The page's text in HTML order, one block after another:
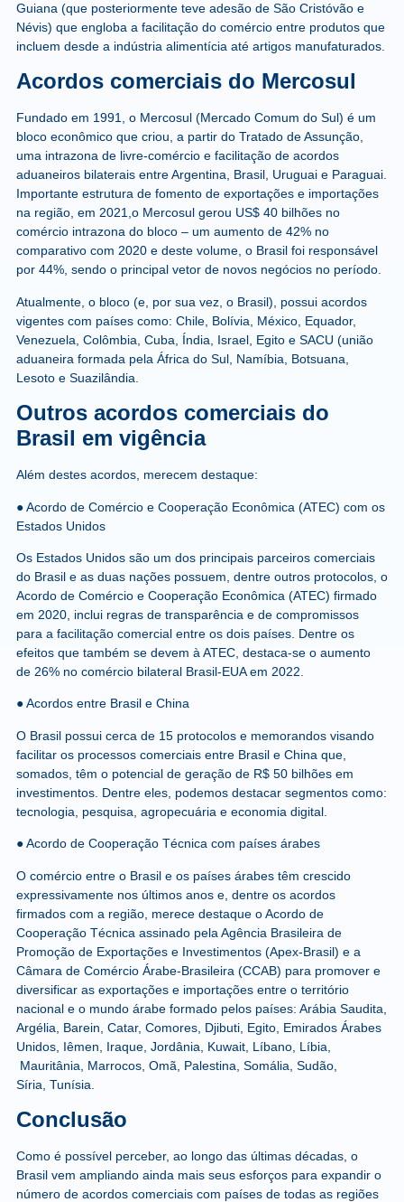
Guiana (que posteriormente teve adesão de São Cristóvão e
Névis) que engloba a facilitação do comércio entre produtos que
incluem desde a indústria alimentícia até artigos manufaturados.
Acordos comerciais do Mercosul
Fundado em 1991, o Mercosul (Mercado Comum do Sul) é um
bloco econômico que criou, a partir do Tratado de Assunção,
uma intrazona de livre-comércio e facilitação de acordos
aduaneiros bilaterais entre Argentina, Brasil, Uruguai e Paraguai.
Importante estrutura de fomento de exportações e importações
na região, em 2021,o Mercosul gerou US$ 40 bilhões no
comércio intrazona do bloco – um aumento de 42% no
comparativo com 2020 e deste volume, o Brasil foi responsável
por 44%, sendo o principal vetor de novos negócios no período.
Atualmente, o bloco (e, por sua vez, o Brasil), possui acordos
vigentes com países como: Chile, Bolívia, México, Equador,
Venezuela, Colômbia, Cuba, Índia, Israel, Egito e SACU (união
aduaneira formada pela África do Sul, Namíbia, Botsuana,
Lesoto e Suazilândia.
Outros acordos comerciais do
Brasil em vigência
Além destes acordos, merecem destaque:
● Acordo de Comércio e Cooperação Econômica (ATEC) com os
Estados Unidos
Os Estados Unidos são um dos principais parceiros comerciais
do Brasil e as duas nações possuem, dentre outros protocolos, o
Acordo de Comércio e Cooperação Econômica (ATEC) firmado
em 2020, inclui regras de transparência e de compromissos
para a facilitação comercial entre os dois países. Dentre os
efeitos que também se devem à ATEC, destaca-se o aumento
de 26% no comércio bilateral Brasil-EUA em 2022.
● Acordos entre Brasil e China
O Brasil possui cerca de 15 protocolos e memorandos visando
facilitar os processos comerciais entre Brasil e China que,
somados, têm o potencial de geração de R$ 50 bilhões em
investimentos. Dentre eles, podemos destacar segmentos como:
tecnologia, pesquisa, agropecuária e economia digital.
● Acordo de Cooperação Técnica com países árabes
O comércio entre o Brasil e os países árabes têm crescido
expressivamente nos últimos anos e, dentre os acordos
firmados com a região, merece destaque o Acordo de
Cooperação Técnica assinado pela Agência Brasileira de
Promoção de Exportações e Investimentos (Apex-Brasil) e a
Câmara de Comércio Árabe-Brasileira (CCAB) para promover e
diversificar as exportações e importações entre o território
nacional e o mundo árabe formado pelos países: Arábia Saudita,
Argélia, Barein, Catar, Comores, Djibuti, Egito, Emirados Árabes
Unidos, Iêmen, Iraque, Jordânia, Kuwait, Líbano, Líbia,
Mauritânia, Marrocos, Omã, Palestina, Somália, Sudão,
Síria, Tunísia.
Conclusão
Como é possível perceber, ao longo das últimas décadas, o
Brasil vem ampliando ainda mais seus esforços para expandir o
número de acordos comerciais com países de todas as regiões